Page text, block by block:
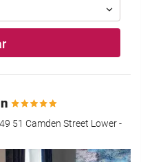
51 Camden Street Lower -